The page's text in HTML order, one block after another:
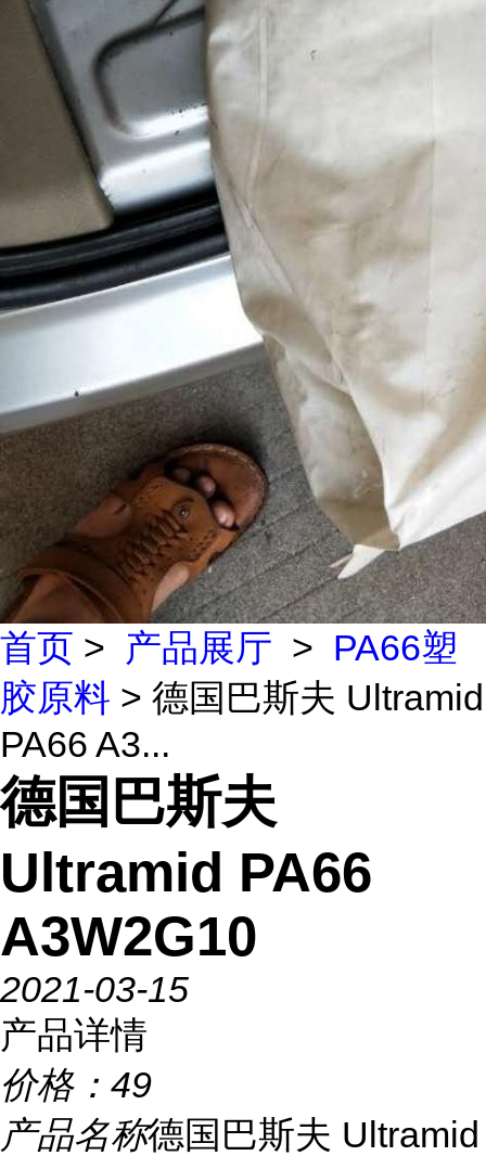
首页 > 产品展厅 > PA66塑
胶原料 > 德国巴斯夫 Ultramid
PA66 A3...
德国巴斯夫
Ultramid PA66
A3W2G10
2021-03-15
产品详情
价格： 49
产品名称德国巴斯夫 Ultramid